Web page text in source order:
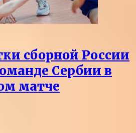
сборной России
Сербии в
матче